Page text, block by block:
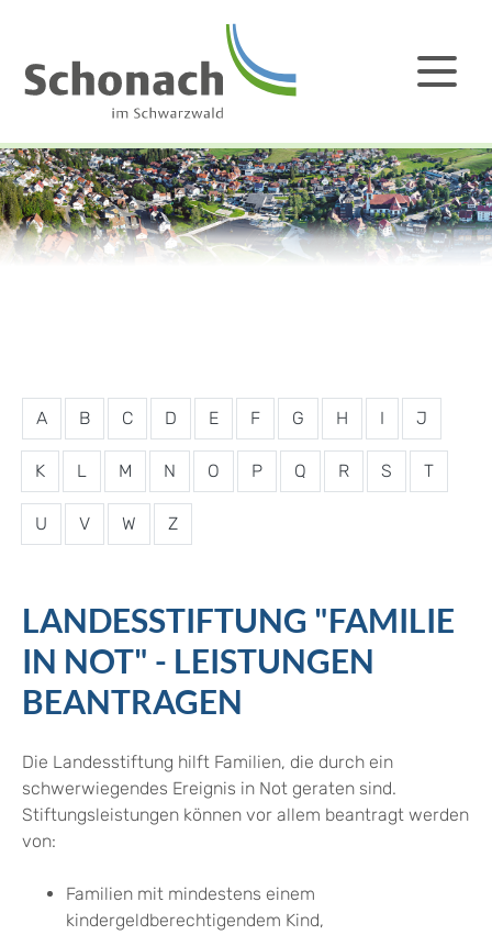
A B C D E F G H I J
K L M N O P Q R S T
U V W Z
LANDESSTIFTUNG "FAMILIE
IN NOT" - LEISTUNGEN
BEANTRAGEN
Die Landesstiftung hilft Familien, die durch ein
schwerwiegendes Ereignis in Not geraten sind.
Stiftungsleistungen können vor allem beantragt werden
von:
Familien mit mindestens einem
kindergeldberechtigendem Kind,